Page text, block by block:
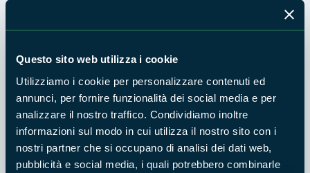
Questo sito web utilizza i cookie
Utilizziamo i cookie per personalizzare contenuti ed
annunci, per fornire funzionalità dei social media e per
analizzare il nostro traffico. Condividiamo inoltre
informazioni sul modo in cui utilizza il nostro sito con i
nostri partner che si occupano di analisi dei dati web,
pubblicità e social media, i quali potrebbero combinarle
1 GIU 2015 - MONUMENTO NATURALE SELVA DI PALIANO E
MOLA DI PISCOLI
Cartina Monumento naturale "Selva di
Paliano e Mola di Piscoli"